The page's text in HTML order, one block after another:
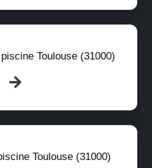
Toulouse (31000)
Toulouse (31000)